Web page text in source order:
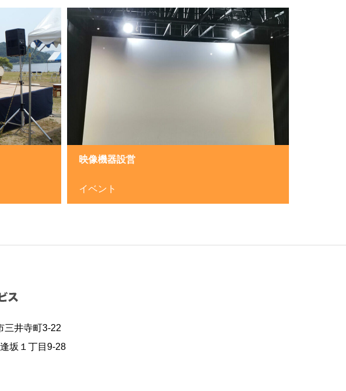
映像機器設営
イベント
三井寺町3-22
坂１丁目9-28